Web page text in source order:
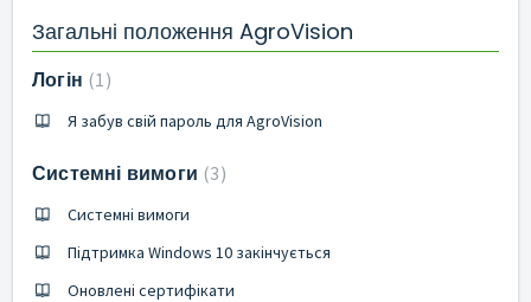
Загальні положення AgroVision
Логін 1
Я забув свій пароль для AgroVision
Системні вимоги 3
Системні вимоги
Підтримка Windows 10 закінчується
Оновлені сертифікати